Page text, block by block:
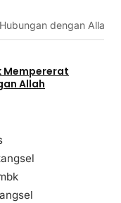
dengan Allah
Mempererat
Allah